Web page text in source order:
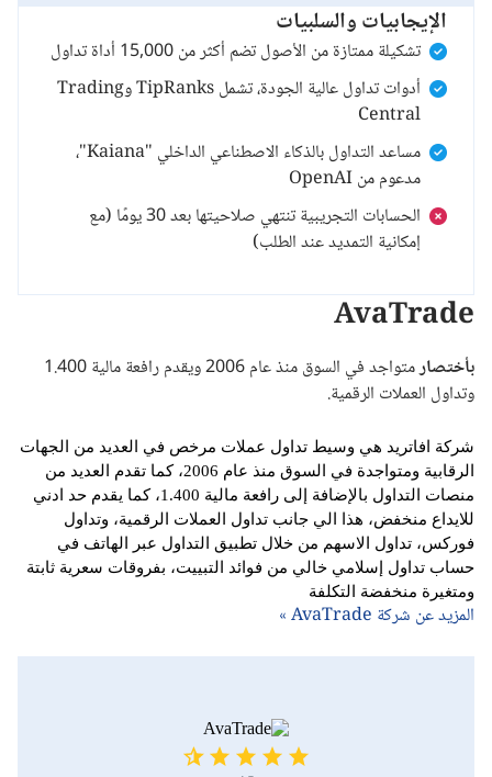
الإيجابيات والسلبيات
تشكيلة ممتازة من الأصول تضم أكثر من 15,000 أداة تداول
أدوات تداول عالية الجودة، تشمل TipRanks وTrading
Central
مساعد التداول بالذكاء الاصطناعي الداخلي "Kaiana"،
مدعوم من OpenAI
الحسابات التجريبية تنتهي صلاحيتها بعد 30 يومًا (مع
إمكانية التمديد عند الطلب)
AvaTrade
بأختصار
متواجد في السوق منذ عام 2006 ويقدم رافعة مالية 1.400
وتداول العملات الرقمية.
شركة افاتريد هي وسيط تداول عملات مرخص في العديد من الجهات
الرقابية ومتواجدة في السوق منذ عام 2006، كما تقدم العديد من
منصات التداول بالإضافة إلى رافعة مالية 1.400، كما يقدم حد ادني
للايداع منخفض، هذا الي جانب تداول العملات الرقمية، وتداول
فوركس، تداول الاسهم من خلال تطبيق التداول عبر الهاتف في
حساب تداول إسلامي خالي من فوائد التبييت، بفروقات سعرية ثابتة
ومتغيرة منخفضة التكلفة
المزيد عن شركة AvaTrade »